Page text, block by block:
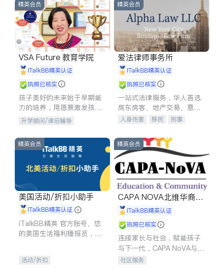
商铺租售
开发商建商
精英会员
VSA Future 教育学院
iTalkBB精英认证
执照已核实
孩子美好的未来始于早期能
力的培养，用愿景激发孩子
的学习潜力和动力。理念：
拥有成长型心态是成功的基
石。
升学顾问/课后辅导
精英会员
爱法律师事务所
iTalkBB精英认证
执照已核实
一站式法律服务，华人首选.
房东房客、地产交易、意外
伤害、车祸重伤、商业诉
建筑合同、刑事案件全包办
人身伤害 移民
刑事
信托/遗嘱
商业
索赔
律师-其它 保释
精英会员
美国活动/折扣小助手
iTalkBB精英认证
iTalkBB精英 官方账号。您
的美国生活福利播报员，精
专属福利。
活动/折扣
精英会员
CAPA NOVA北维华裔家
长会iTalkBB精英认证
执照已核实
连接家长与社会，赋能孩子
与下一代，CAPA NoVA与您
携手建设包容、公平、充满
社区服务